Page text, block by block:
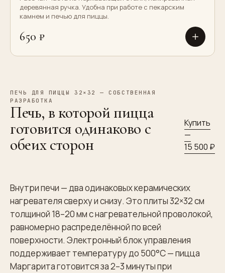
деревянная ручка. Удобна при работе с пекарским
камнем и печью для пиццы.
650 ₽
ПЕЧЬ ДЛЯ ПИЦЦЫ 32×32 — СОБСТВЕННАЯ
РАЗРАБОТКА
Печь, в которой пицца
готовится одинаково с
обеих сторон
Купить
—
15 500 ₽
Внутри печи — два одинаковых керамических
нагревателя сверху и снизу. Это плиты 32×32 см
толщиной 18–20 мм с нагревательной проволокой,
равномерно распределённой по всей
поверхности. Электронный блок управления
поддерживает температуру до 500°C — пицца
Маргарита готовится за 2–3 минуты при